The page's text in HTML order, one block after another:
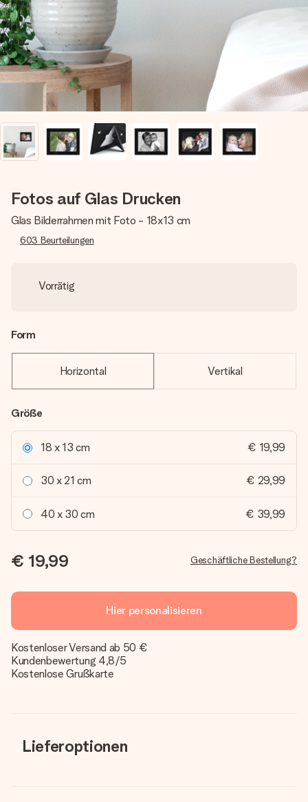
Erstelle etwas Einzigartiges in wenigen Schritten – mit
ihrem Namen, deinem Foto oder einer Nachricht von
Herzen. Kein Stress, nur pure Liebe für den perfekten
Moment.
Fotos auf Glas Drucken
Glas Bilderrahmen mit Foto - 18x13 cm
603 Beurteilungen
Vorrätig
Form
Horizontal Vertikal
Größe
18 x 13 cm € 19,99
30 x 21 cm € 29,99
40 x 30 cm € 39,99
€ 19,99 Geschäftliche Bestellung?
Hier personalisieren
Kostenloser Versand ab 50 €
Kundenbewertung 4,8/5
Kostenlose Grußkarte
Lieferoptionen